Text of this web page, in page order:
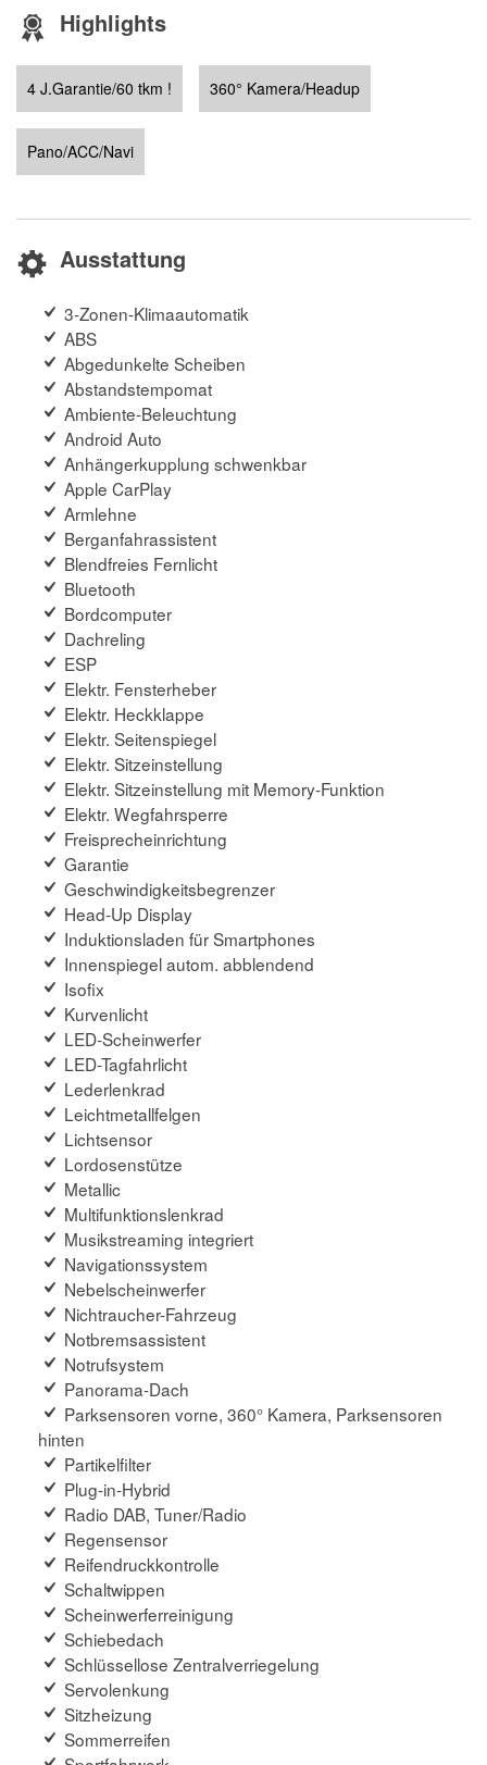
Highlights
4 J.Garantie/60 tkm ! 360° Kamera/Headup
Pano/ACC/Navi
Ausstattung
3-Zonen-Klimaautomatik
ABS
Abgedunkelte Scheiben
Abstandstempomat
Ambiente-Beleuchtung
Android Auto
Anhängerkupplung schwenkbar
Apple CarPlay
Armlehne
Berganfahrassistent
Blendfreies Fernlicht
Bluetooth
Bordcomputer
Dachreling
ESP
Elektr. Fensterheber
Elektr. Heckklappe
Elektr. Seitenspiegel
Elektr. Sitzeinstellung
Elektr. Sitzeinstellung mit Memory-Funktion
Elektr. Wegfahrsperre
Freisprecheinrichtung
Garantie
Geschwindigkeitsbegrenzer
Head-Up Display
Induktionsladen für Smartphones
Innenspiegel autom. abblendend
Isofix
Kurvenlicht
LED-Scheinwerfer
LED-Tagfahrlicht
Lederlenkrad
Leichtmetallfelgen
Lichtsensor
Lordosenstütze
Metallic
Multifunktionslenkrad
Musikstreaming integriert
Navigationssystem
Nebelscheinwerfer
Nichtraucher-Fahrzeug
Notbremsassistent
Notrufsystem
Panorama-Dach
Parksensoren vorne, 360° Kamera, Parksensoren
hinten
Partikelfilter
Plug-in-Hybrid
Radio DAB, Tuner/Radio
Regensensor
Reifendruckkontrolle
Schaltwippen
Scheinwerferreinigung
Schiebedach
Schlüssellose Zentralverriegelung
Servolenkung
Sitzheizung
Sommerreifen